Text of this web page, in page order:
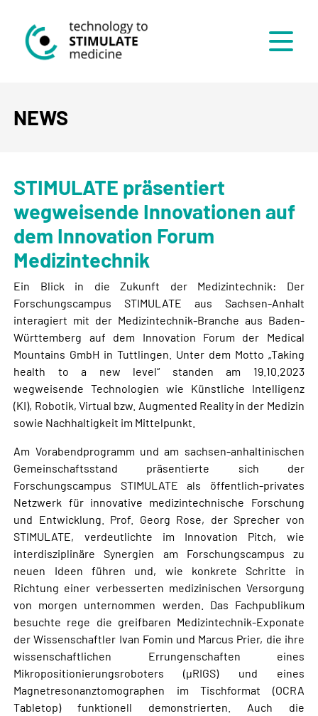
Menü
NEWS
STIMULATE präsentiert
wegweisende Innovationen auf
dem Innovation Forum
Medizintechnik
Ein Blick in die Zukunft der Medizintechnik: Der
Forschungscampus STIMULATE aus Sachsen-Anhalt
interagiert mit der Medizintechnik-Branche aus Baden-
Württemberg auf dem Innovation Forum der Medical
Mountains GmbH in Tuttlingen. Unter dem Motto „Taking
health to a new level“ standen am 19.10.2023
wegweisende Technologien wie Künstliche Intelligenz
(KI), Robotik, Virtual bzw. Augmented Reality in der Medizin
sowie Nachhaltigkeit im Mittelpunkt.
Am Vorabendprogramm und am sachsen-anhaltinischen
Gemeinschaftsstand präsentierte sich der
Forschungscampus STIMULATE als öffentlich-privates
Netzwerk für innovative medizintechnische Forschung
und Entwicklung. Prof. Georg Rose, der Sprecher von
STIMULATE, verdeutlichte im Innovation Pitch, wie
interdisziplinäre Synergien am Forschungscampus zu
neuen Ideen führen und, wie konkrete Schritte in
Richtung einer verbesserten medizinischen Versorgung
von morgen unternommen werden. Das Fachpublikum
besuchte rege die greifbaren Medizintechnik-Exponate
der Wissenschaftler Ivan Fomin und Marcus Prier, die ihre
wissenschaftlichen Errungenschaften eines
Mikropositionierungsroboters (µRIGS) und eines
Magnetresonanztomographen im Tischformat (OCRA
Tabletop) funktionell demonstrierten. Auch die